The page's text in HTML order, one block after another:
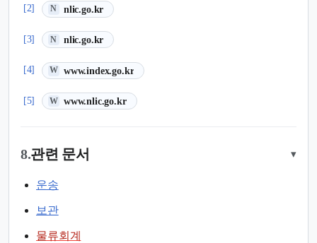
[2] N nlic.go.kr
(새 탭에서 열림)
[3] N nlic.go.kr
(새 탭에서 열림)
[4] W www.index.go.kr
(새 탭에서 열림)
[5] W www.nlic.go.kr
(새 탭에서 열림)
8.관련 문서 ▾
운송
보관
물류회계